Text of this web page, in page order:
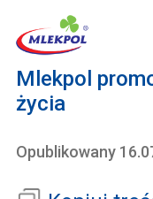
Mlekpol
życia
Opublikowany